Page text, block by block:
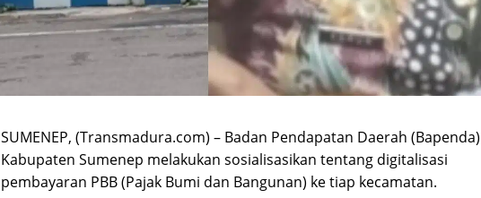
SUMENEP, (Transmadura.com) – Badan Pendapatan Daerah (Bapenda)
Kabupaten Sumenep melakukan sosialisasikan tentang digitalisasi
pembayaran PBB (Pajak Bumi dan Bangunan) ke tiap kecamatan.